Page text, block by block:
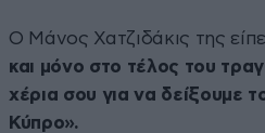
Ο Μάνος Χατζιδάκις της είπε
και μόνο στο τέλος του
χέρια σου για να δείξουμε
Κύπρο».